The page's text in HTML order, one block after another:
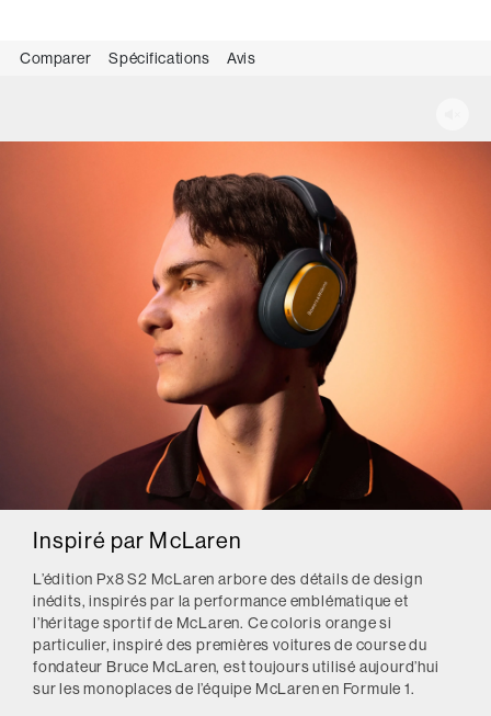
Comparer Spécifications Avis
Inspiré par McLaren
L’édition Px8 S2 McLaren arbore des détails de design
inédits, inspirés par la performance emblématique et
l’héritage sportif de McLaren. Ce coloris orange si
particulier, inspiré des premières voitures de course du
fondateur Bruce McLaren, est toujours utilisé aujourd’hui
sur les monoplaces de l’équipe McLaren en Formule 1.